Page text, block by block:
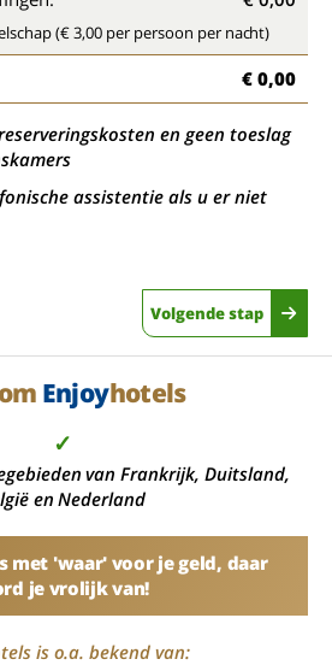
(€ 3,00 per persoon per nacht)
€ 0,00
en geen toeslag
assistentie als u er niet
Volgende stap
Enjoyhotels
✓
van Frankrijk, Duitsland,
en Nederland
met 'waar' voor je geld, daar
je vrolijk van!
is o.a. bekend van: